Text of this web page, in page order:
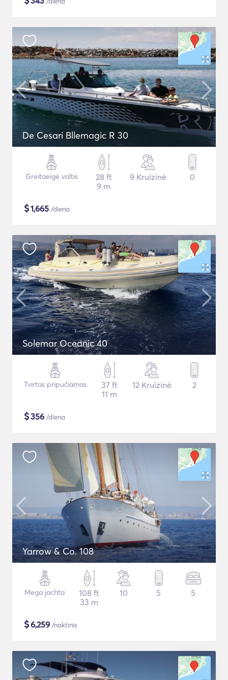
De Cesari Bllemagic R 30
Greitaeigė valtis
28 ft
9 m
9 Kruizinė 0
$1,665 /diena
Solemar Oceanic 40
Tvirtas pripučiamas
37 ft
11 m
12 Kruizinė 2
$356 /diena
Yarrow & Co. 108
Mega jachta
108 ft
33 m
10 5 5
$6,259 /naktinis